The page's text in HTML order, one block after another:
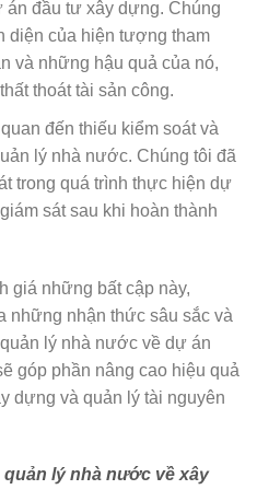
án đầu tư xây dựng. Chúng
diện của hiện tượng tham
và những hậu quả của nó,
thoát tài sản công.
đến thiếu kiểm soát và
lý nhà nước. Chúng tôi đã
trong quá trình thực hiện dự
sát sau khi hoàn thành
giá những bất cập này,
những nhận thức sâu sắc và
lý nhà nước về dự án
góp phần nâng cao hiệu quả
dựng và quản lý tài nguyên
quản lý nhà nước về xây